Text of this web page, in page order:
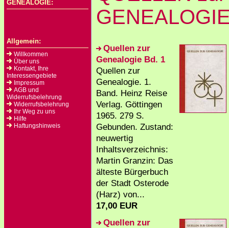
GENEALOGIE:
Allgemein:
Willkommen
Über uns
Kontakt, Ihre
Interessengebiete
Impressum
AGB und
Widerrufsbelehrung
Widerrufsbelehrung
Ihr Weg zu uns
Hilfe
Haftungshinweis
Quellen zur
Genealogie Bd. 1
Quellen zur
Genealogie. 1.
Band. Heinz Reise
Verlag. Göttingen
1965. 279 S.
Gebunden. Zustand:
neuwertig
Inhaltsverzeichnis:
Martin Granzin: Das
älteste Bürgerbuch
der Stadt Osterode
(Harz) von...
17,00 EUR
Quellen zur